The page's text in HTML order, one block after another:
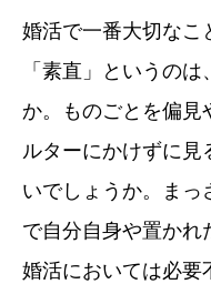
婚活で一番大切なこ
「素直」というの
か。
ものごとを偏見
ルターにかけずに見
いでしょうか。
まっ
で自分自身や置かれ
婚活においては必要